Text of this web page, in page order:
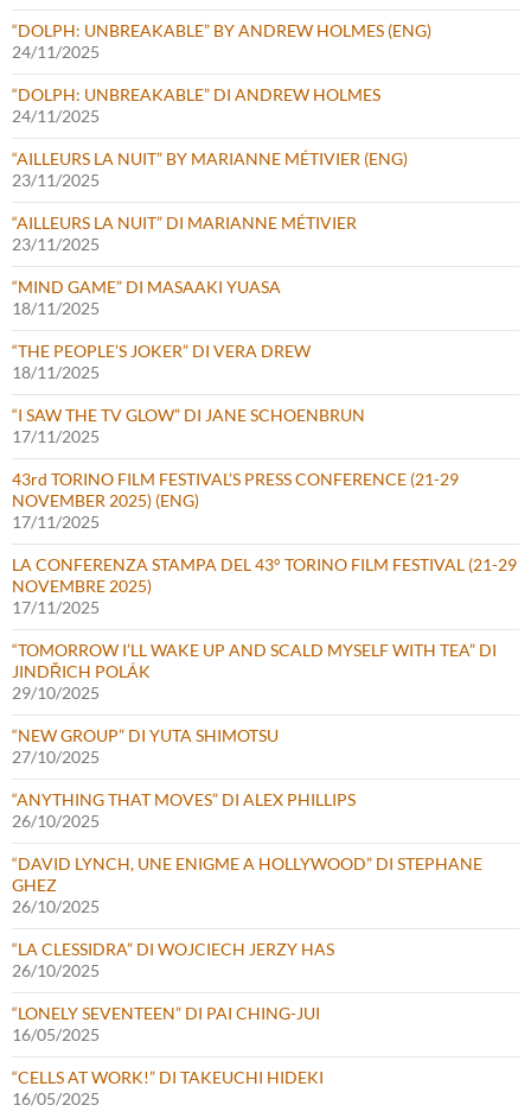
“DOLPH: UNBREAKABLE” BY ANDREW HOLMES (ENG)
24/11/2025
“DOLPH: UNBREAKABLE” DI ANDREW HOLMES
24/11/2025
“AILLEURS LA NUIT” BY MARIANNE MÉTIVIER (ENG)
23/11/2025
“AILLEURS LA NUIT” DI MARIANNE MÉTIVIER
23/11/2025
“MIND GAME” DI MASAAKI YUASA
18/11/2025
“THE PEOPLE’S JOKER” DI VERA DREW
18/11/2025
“I SAW THE TV GLOW” DI JANE SCHOENBRUN
17/11/2025
43rd TORINO FILM FESTIVAL’S PRESS CONFERENCE (21-29
NOVEMBER 2025) (ENG)
17/11/2025
LA CONFERENZA STAMPA DEL 43° TORINO FILM FESTIVAL (21-29
NOVEMBRE 2025)
17/11/2025
“TOMORROW I’LL WAKE UP AND SCALD MYSELF WITH TEA” DI
JINDŘICH POLÁK
29/10/2025
“NEW GROUP” DI YUTA SHIMOTSU
27/10/2025
“ANYTHING THAT MOVES” DI ALEX PHILLIPS
26/10/2025
“DAVID LYNCH, UNE ENIGME A HOLLYWOOD” DI STEPHANE
GHEZ
26/10/2025
“LA CLESSIDRA” DI WOJCIECH JERZY HAS
26/10/2025
“LONELY SEVENTEEN” DI PAI CHING-JUI
16/05/2025
“CELLS AT WORK!” DI TAKEUCHI HIDEKI
16/05/2025